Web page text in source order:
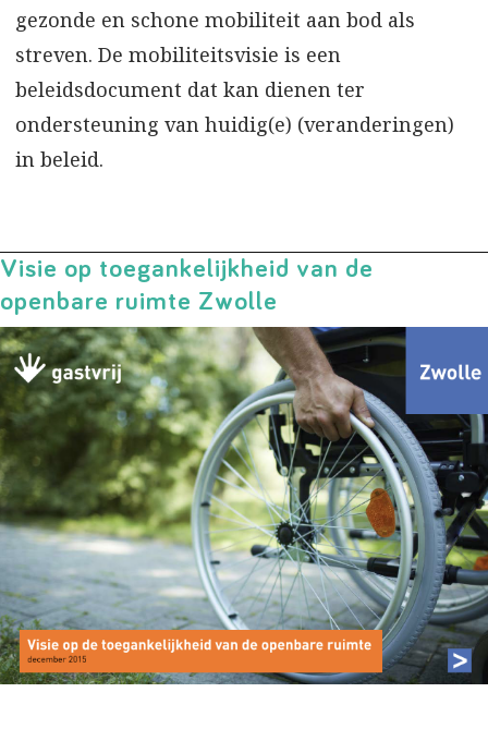
gezonde en schone mobiliteit aan bod als
streven. De mobiliteitsvisie is een
beleidsdocument dat kan dienen ter
ondersteuning van huidig(e) (veranderingen)
in beleid.
Visie op toegankelijkheid van de
openbare ruimte Zwolle